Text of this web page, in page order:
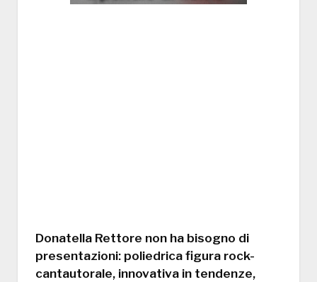
Donatella Rettore non ha bisogno di
presentazioni: poliedrica figura rock-
cantautorale, innovativa in tendenze,